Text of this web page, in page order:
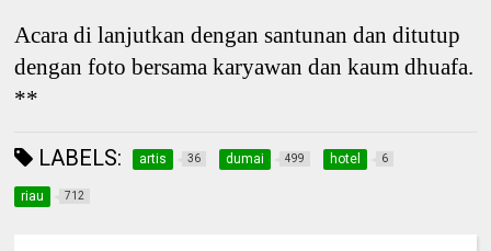
Acara di lanjutkan dengan santunan dan ditutup
dengan foto bersama karyawan dan kaum dhuafa.
**
LABELS: artis 36 dumai 499 hotel 6
riau 712